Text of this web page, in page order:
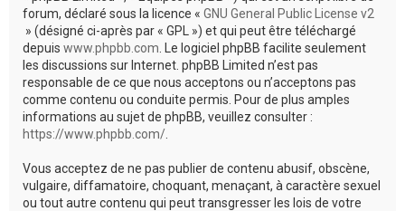
forum, déclaré sous la licence « GNU General Public License v2
» (désigné ci-après par « GPL ») et qui peut être téléchargé
depuis www.phpbb.com . Le logiciel phpBB facilite seulement
les discussions sur Internet. phpBB Limited n’est pas
responsable de ce que nous acceptons ou n’acceptons pas
comme contenu ou conduite permis. Pour de plus amples
informations au sujet de phpBB, veuillez consulter :
https://www.phpbb.com/
Vous acceptez de ne pas publier de contenu abusif, obscène,
vulgaire, diffamatoire, choquant, menaçant, à caractère sexuel
ou tout autre contenu qui peut transgresser les lois de votre